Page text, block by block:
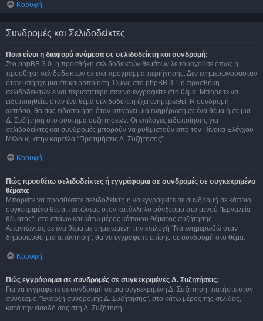
Κορυφή
Συνδρομές και Σελιδοδείκτες
Ποια είναι η διαφορά ανάμεσα σε σελιδοδείκτη και συνδρομή;
Στο phpBB 3.0, η προσθήκη σελιδοδεικτών θεμάτων λειτουργούσε όπως η
προσθήκη σελιδοδεικτών σε ένα πρόγραμμα περιήγησης. Δεν ενημερωνόσασταν
όταν υπήρχε μια επικαιροποίηση. Όμως στο phpBB 3.1 η προσθήκη
σελιδοδεικτών είναι περισσότερο σαν να εγγραφείτε στο θέμα. Μπορείτε να
ειδοποιηθείτε όταν ένα θέμα σελιδοδείκτη έχει ενημερωθεί. Η συνδρομή,
ωστόσο, θα σας ειδοποιήσει όταν υπάρχει μια ενημέρωση σε ένα θέμα ή σε μια
Δ. Συζήτηση στο σύστημα συζητήσεων. Οι επιλογές ειδοποίησης για
σελιδοδείκτες και συνδρομές μπορούν να ρυθμιστούν από τον Πίνακα Ελέγχου
Μέλους, στην καρτέλα “Προτιμήσεις Δ. Συζήτησης”.
Κορυφή
Πώς προσθέτω σελιδοδείκτες ή εγγράφομαι σε συνδρομές σε συγκεκριμένα
θέματα;
Μπορείτε να προσθέσετε σελιδοδείκτη ή να εγγραφείτε σε συνδρομή σε κάποιο
συγκεκριμένο θέμα, πατώντας στον κατάλληλο σύνδεσμο στο μενού "Εργαλεία
θέματος", στο επάνω και κάτω μέρος κάποιου θέματος συζήτησης.
Απαντώντας σε ένα θέμα με σημειωμένη την επιλογή “Να ενημερωθώ όταν
δημοσιευθεί μια απάντηση”, θα να εγγραφείτε επίσης σε συνδρομή στο θέμα.
Κορυφή
Πώς εγγράφομαι σε συνδρομές σε συγκεκριμένες Δ. Συζητήσεις;
Για να εγγραφείτε σε συνδρομή σε μια συγκεκριμένη Δ. Συζήτηση, πατήστε στον
σύνδεσμο “Έναρξη συνδρομής Δ. Συζήτησης”, στο κάτω μέρος της σελίδας,
κατά την είσοδό σας στη Δ. Συζήτηση.